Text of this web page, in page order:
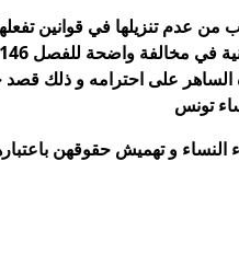
عدم تنزيلها في قوانين
واضحة للفصل 146 من الدستور
وفقا للفصل 72من الدستور باعتباره الساهر على احترامه
تونس
النساء و تهميش حقوقهن